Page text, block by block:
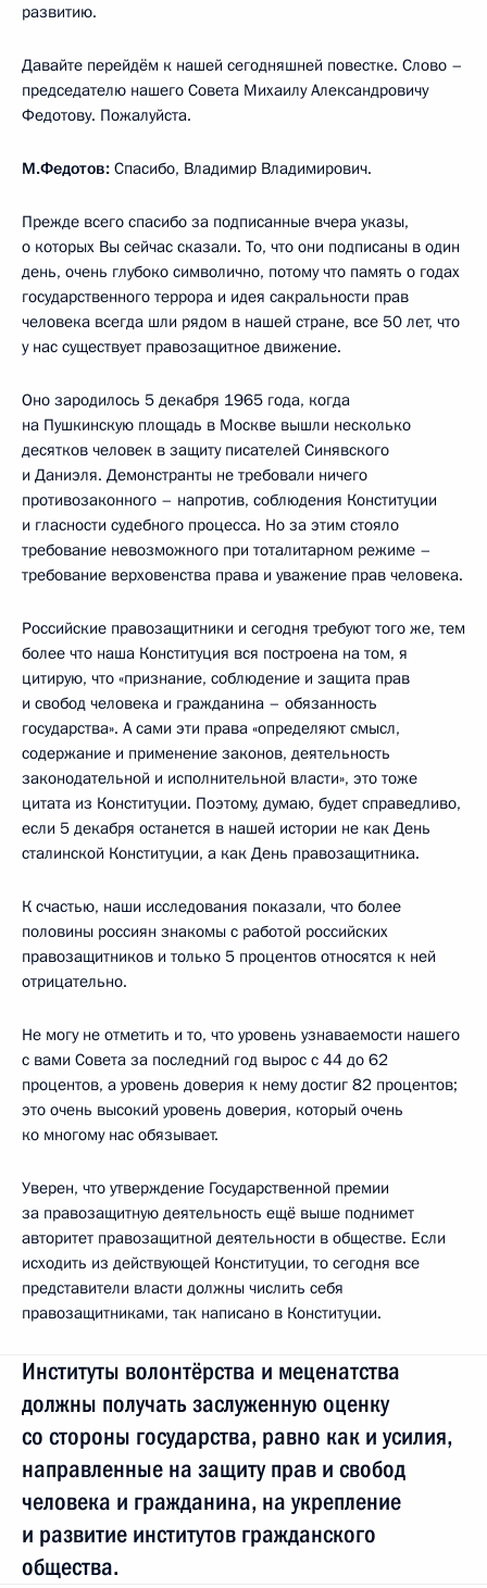
развитию.
Давайте перейдём к нашей сегодняшней повестке. Слово –
председателю нашего Совета Михаилу Александровичу
Федотову. Пожалуйста.
М.Федотов: Спасибо, Владимир Владимирович.
Прежде всего спасибо за подписанные вчера указы,
о которых Вы сейчас сказали. То, что они подписаны в один
день, очень глубоко символично, потому что память о годах
государственного террора и идея сакральности прав
человека всегда шли рядом в нашей стране, все 50 лет, что
у нас существует правозащитное движение.
Оно зародилось 5 декабря 1965 года, когда
на Пушкинскую площадь в Москве вышли несколько
десятков человек в защиту писателей Синявского
и Даниэля. Демонстранты не требовали ничего
противозаконного – напротив, соблюдения Конституции
и гласности судебного процесса. Но за этим стояло
требование невозможного при тоталитарном режиме –
требование верховенства права и уважение прав человека.
Российские правозащитники и сегодня требуют того же, тем
более что наша Конституция вся построена на том, я
цитирую, что «признание, соблюдение и защита прав
и свобод человека и гражданина – обязанность
государства». А сами эти права «определяют смысл,
содержание и применение законов, деятельность
законодательной и исполнительной власти», это тоже
цитата из Конституции. Поэтому, думаю, будет справедливо,
если 5 декабря останется в нашей истории не как День
сталинской Конституции, а как День правозащитника.
К счастью, наши исследования показали, что более
половины россиян знакомы с работой российских
правозащитников и только 5 процентов относятся к ней
отрицательно.
Не могу не отметить и то, что уровень узнаваемости нашего
с вами Совета за последний год вырос с 44 до 62
процентов, а уровень доверия к нему достиг 82 процентов;
это очень высокий уровень доверия, который очень
ко многому нас обязывает.
Уверен, что утверждение Государственной премии
за правозащитную деятельность ещё выше поднимет
авторитет правозащитной деятельности в обществе. Если
исходить из действующей Конституции, то сегодня все
представители власти должны числить себя
правозащитниками, так написано в Конституции.
Институты волонтёрства и меценатства
должны получать заслуженную оценку
со стороны государства, равно как и усилия,
направленные на защиту прав и свобод
человека и гражданина, на укрепление
и развитие институтов гражданского
общества.